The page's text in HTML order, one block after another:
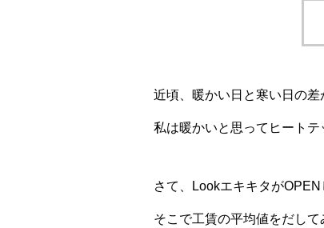
近頃、暖かい日と寒い日の
私は暖かいと思ってヒート
さて、Lookエキキタが
そこで工賃の平均値をだし